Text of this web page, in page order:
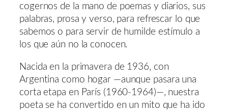
cogernos de la mano de poemas y diarios, sus
palabras, prosa y verso, para refrescar lo que
sabemos o para servir de humilde estímulo a
los que aún no la conocen.
Nacida en la primavera de 1936, con
Argentina como hogar —aunque pasara una
corta etapa en París (1960-1964)—, nuestra
poeta se ha convertido en un mito que ha ido